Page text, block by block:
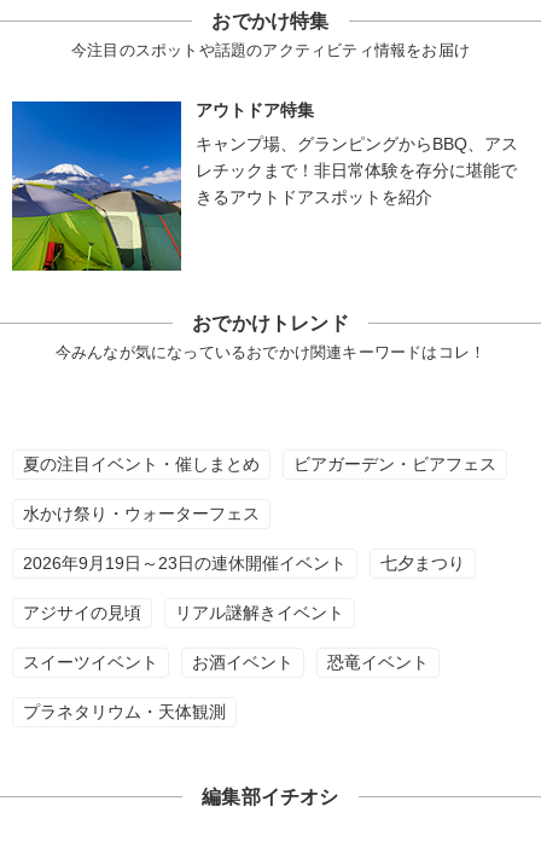
おでかけ特集
今注目のスポットや話題のアクティビティ情報をお届け
アウトドア特集
キャンプ場、グランピングからBBQ、アス
レチックまで！非日常体験を存分に堪能で
きるアウトドアスポットを紹介
おでかけトレンド
今みんなが気になっているおでかけ関連キーワードはコレ！
夏の注目イベント・催しまとめ ビアガーデン・ビアフェス
水かけ祭り・ウォーターフェス
2026年9月19日～23日の連休開催イベント 七夕まつり
アジサイの見頃 リアル謎解きイベント
スイーツイベント お酒イベント 恐竜イベント
プラネタリウム・天体観測
編集部イチオシ